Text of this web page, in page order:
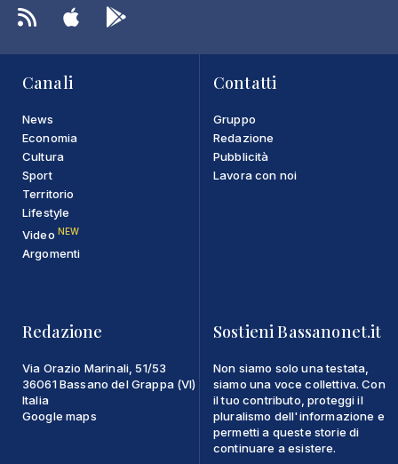
Canali
News
Economia
Cultura
Sport
Territorio
Lifestyle
Video NEW
Argomenti
Contatti
Gruppo
Redazione
Pubblicità
Lavora con noi
Redazione
Via Orazio Marinali, 51/53
36061 Bassano del Grappa (VI)
Italia
Google maps
Sostieni Bassanonet.it
Non siamo solo una testata,
siamo una voce collettiva. Con
il tuo contributo, proteggi il
pluralismo dell'informazione e
permetti a queste storie di
continuare a esistere.